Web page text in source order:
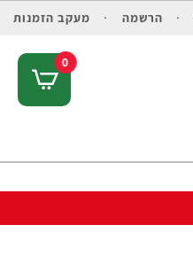
הרשמה מעקב הזמנות
0